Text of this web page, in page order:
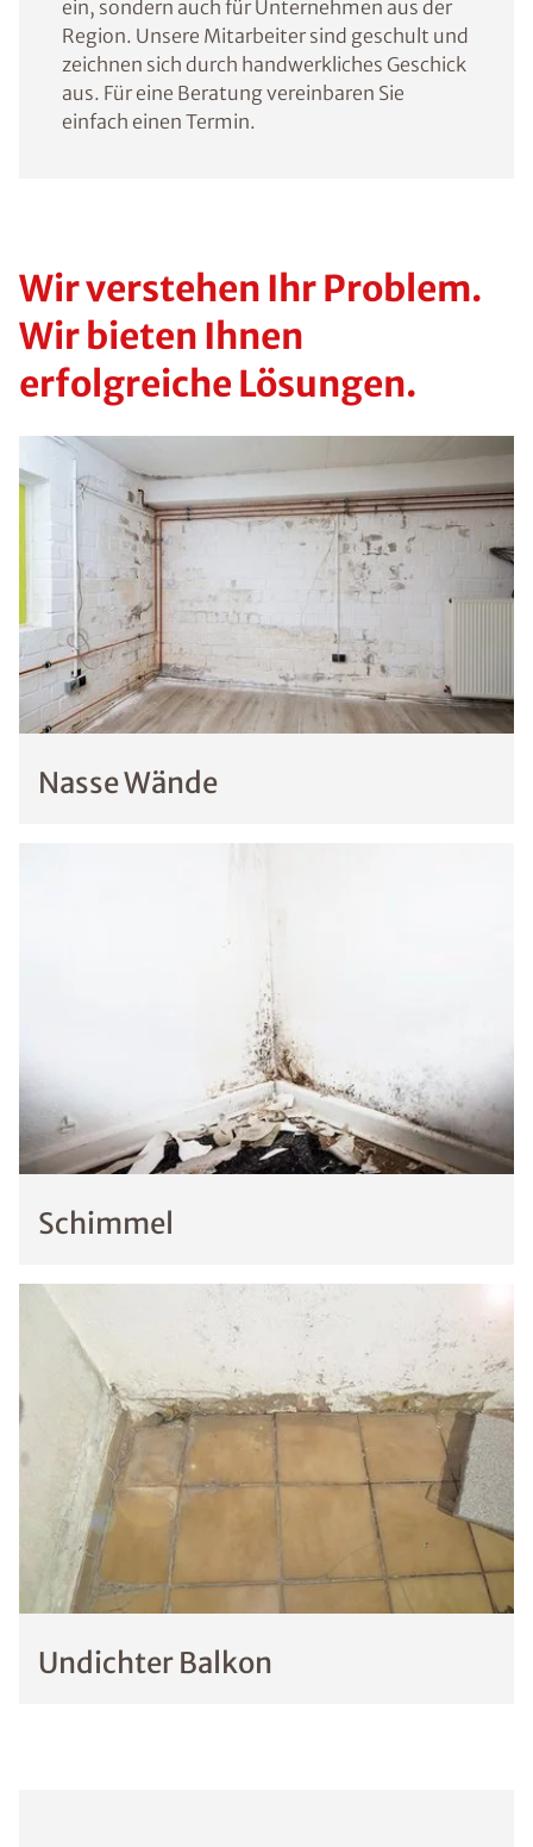
ein, sondern auch für Unternehmen aus der
Region. Unsere Mitarbeiter sind geschult und
zeichnen sich durch handwerkliches Geschick
aus. Für eine Beratung vereinbaren Sie
einfach einen Termin.
Wir verstehen Ihr Problem.
Wir bieten Ihnen
erfolgreiche Lösungen.
Nasse Wände
Schimmel
Undichter Balkon